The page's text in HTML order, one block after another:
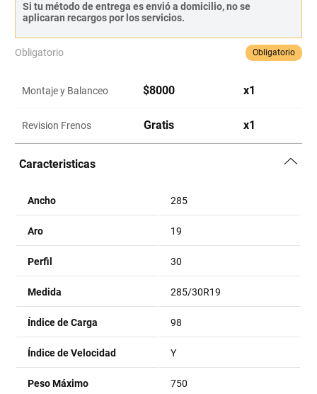
Si tu método de entrega es envió a domicilio, no se
aplicaran recargos por los servicios.
Obligatorio Obligatorio
Montaje y Balanceo $8000 x1
Revision Frenos Gratis x1
Caracteristicas
Ancho 285
Aro 19
Perfil 30
Medida 285/30R19
Índice de Carga 98
Índice de Velocidad Y
Peso Máximo 750